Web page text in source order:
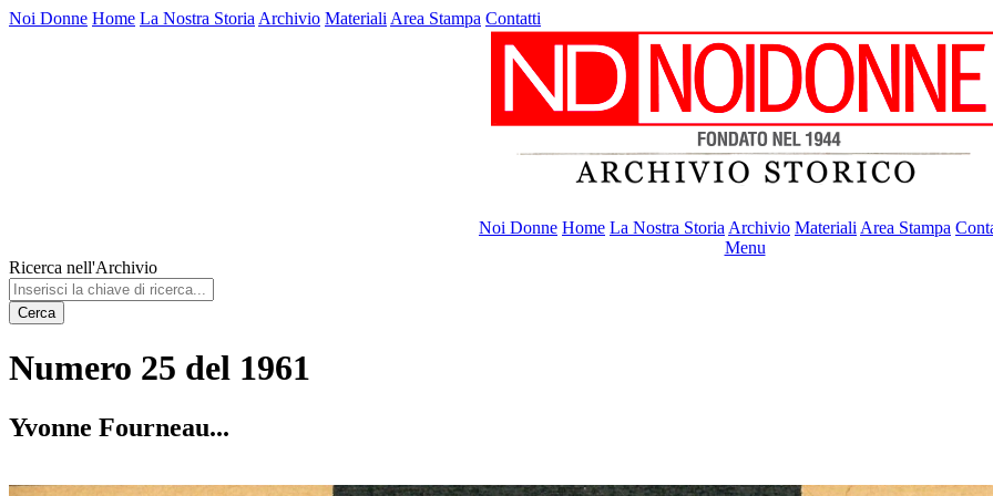
Noi Donne Home La Nostra Storia Archivio Materiali Area Stampa Contatti
Noi Donne Home La Nostra Storia Archivio Materiali Area Stampa
Menu
Ricerca nell'Archivio
Cerca
Numero 25 del 1961
Yvonne Fourneau...